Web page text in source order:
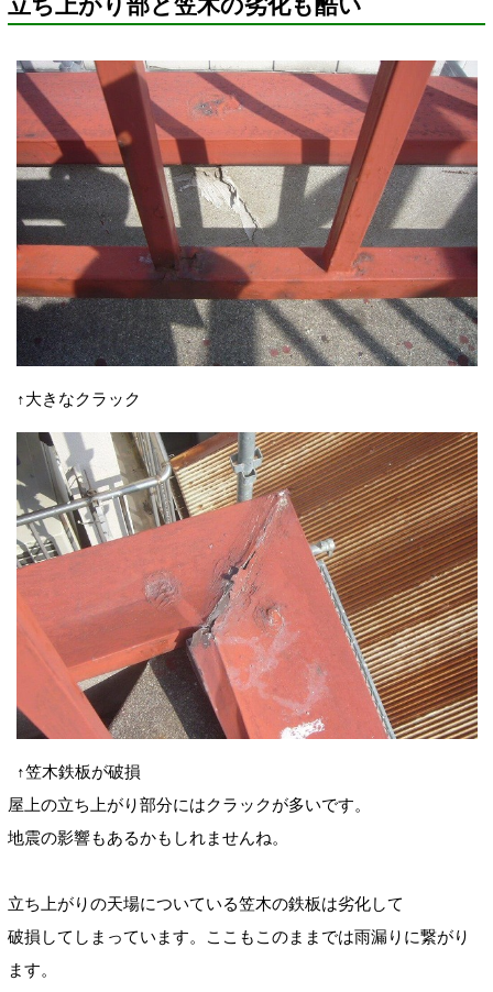
↑大きなクラック
↑笠木鉄板が破損
屋上の立ち上がり部分にはクラックが多いです。
地震の影響もあるかもしれませんね。
立ち上がりの天場についている笠木の鉄板は劣化して
破損してしまっています。ここもこのままでは雨漏りに繋がり
ます。